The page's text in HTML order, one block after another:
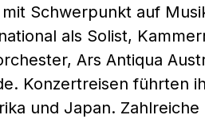
Schwerpunkt auf
als Solist,
Ars Antiqua
Konzertreisen führten
und Japan.